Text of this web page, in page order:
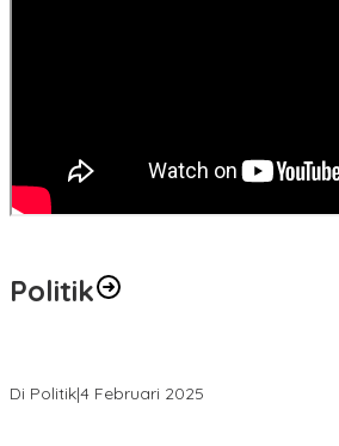
Politik
Di Politik|4 Februari 2025